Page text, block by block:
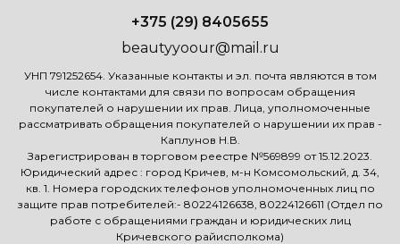
+375 (29) 8405655
beautyyoour@mail.ru
УНП 791252654. Указанные контакты и эл. почта являются в том
числе контактами для связи по вопросам обращения
покупателей о нарушении их прав. Лица, уполномоченные
рассматривать обращения покупателей о нарушении их прав -
Каплунов Н.В.
Зарегистрирован в торговом реестре №569899 от 15.12.2023.
Юридический адрес : город Кричев, м-н Комсомольский, д. 34,
кв. 1. Номера городских телефонов уполномоченных лиц по
защите прав потребителей:- 80224126638, 80224126611 (Отдел по
работе с обращениями граждан и юридических лиц
Кричевского райисполкома)